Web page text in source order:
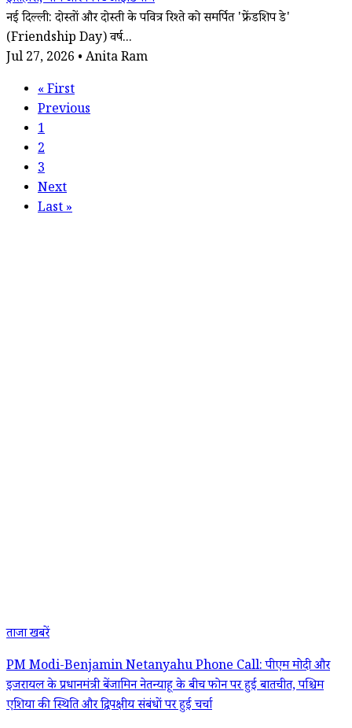
नई दिल्ली: दोस्तों और दोस्ती के पवित्र रिश्ते को समर्पित 'फ्रेंडशिप डे'
(Friendship Day) वर्ष...
Jul 27, 2026 • Anita Ram
«First
Previous
1
2
3
Next
Last»
ताजा खबरें
PM Modi-Benjamin Netanyahu Phone Call: पीएम मोदी और
इजरायल के प्रधानमंत्री बेंजामिन नेतन्याहू के बीच फोन पर हुई बातचीत, पश्चिम
एशिया की स्थिति और द्विपक्षीय संबंधों पर हुई चर्चा